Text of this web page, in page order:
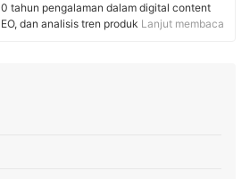
tahun pengalaman dalam digital content
dan analisis tren produk. Memulai karier
tepercaya, dan bermanfaat bagi pembaca
Dhany
Lanjut membaca